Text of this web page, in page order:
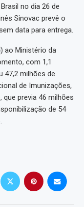
no dia 26 de
Sinovac prevê o
data para entrega.
ao Ministério da
com 1,1
47,2 milhões de
de Imunizações,
previa 46 milhões
de 54